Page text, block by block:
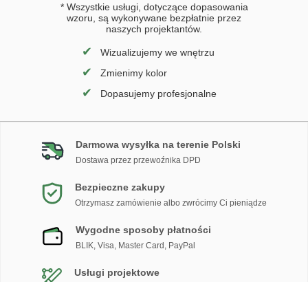
* Wszystkie usługi, dotyczące dopasowania
wzoru, są wykonywane bezpłatnie przez
naszych projektantów.
✔ Wizualizujemy we wnętrzu
✔ Zmienimy kolor
✔ Dopasujemy profesjonalne
Darmowa wysyłka na terenie Polski
Dostawa przez przewoźnika DPD
Bezpieczne zakupy
Otrzymasz zamówienie albo zwrócimy Ci pieniądze
Wygodne sposoby płatności
BLIK, Visa, Master Card, PayPal
Usługi projektowe